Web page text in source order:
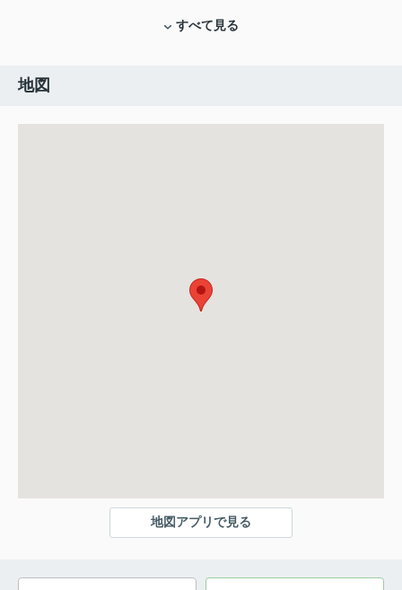
すべて見る
地図
地図アプリで見る